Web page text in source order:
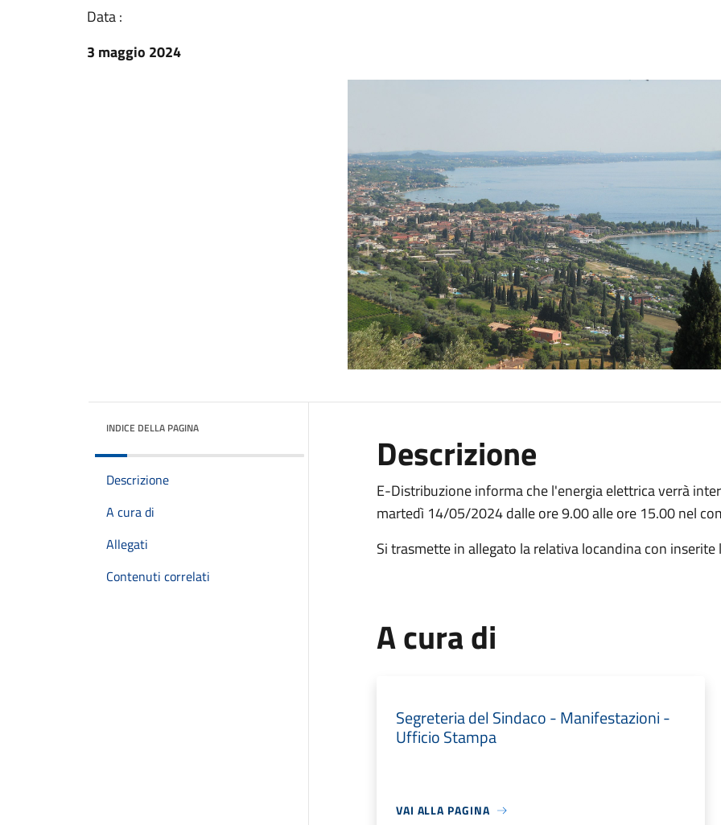
Data :
3 maggio 2024
INDICE DELLA PAGINA
Descrizione
A cura di
Allegati
Contenuti correlati
Descrizione
E-Distribuzione informa che l'energia elettrica verrà
martedì 14/05/2024 dalle ore 9.00 alle ore 15.00 nel
Si trasmette in allegato la relativa locandina con
A cura di
Segreteria del Sindaco - Manifestazioni -
Ufficio Stampa
VAI ALLA PAGINA